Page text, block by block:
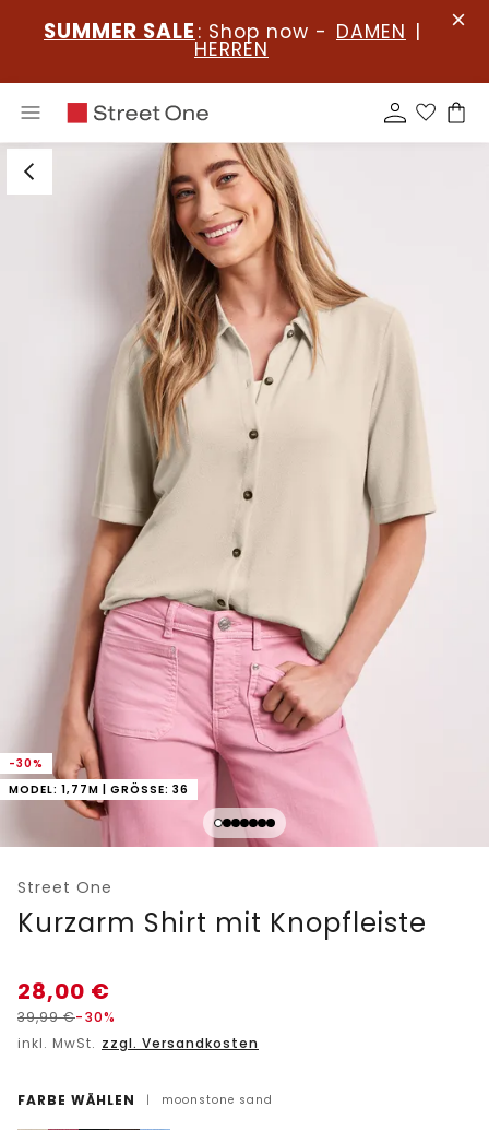
SUMMER SALE : Shop now - DAMEN |
HERREN
-30%
MODEL: 1,77M | GRÖSSE: 36
Street One
Kurzarm Shirt mit Knopfleiste
28,00 €
39,99€-30%
inkl. MwSt. zzgl. Versandkosten
FARBE WÄHLEN | moonstone sand